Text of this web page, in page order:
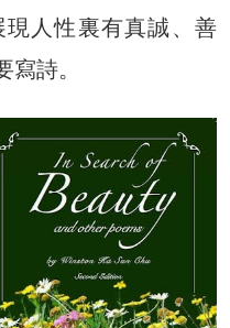
人性裏有真誠、善
詩。